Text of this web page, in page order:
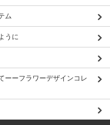
ム
うに
ーーフラワーデザインコレ